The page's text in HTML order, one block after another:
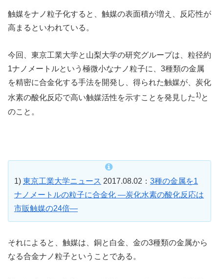
触媒をナノ粒子化すると、触媒の表面積が増え、反応性が
高まるといわれている。
今回、東京工業大学と山梨大学の研究グループは、粒径約
1ナノメートルという極微小なナノ粒子に、3種類の金属
を精密に合金化する手法を開発し、得られた触媒が、炭化
水素の酸化反応で高い触媒活性を示すことを発見した 1)と
のこと。
1) 東京工業大学ニュース 2017.08.02： 3種の金属を1
ナノメートルの粒子に合金化 ―炭化水素の酸化反応は
市販触媒の24倍―
それによると、触媒は、銅と白金、金の3種類の金属から
なる合金ナノ粒子ということである。